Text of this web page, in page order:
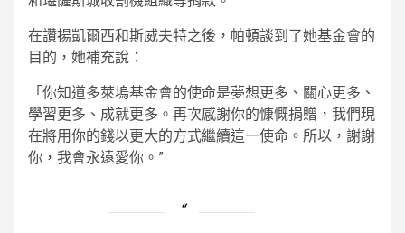
在讚揚凱爾西和斯威夫特之後，帕頓談到了她基金會的
目的，她補充說：
「你知道多萊塢基金會的使命是夢想更多、關心更多、
學習更多、成就更多。再次感謝你的慷慨捐贈，我們現
在將用你的錢以更大的方式繼續這一使命。所以，謝謝
你，我會永遠愛你。”